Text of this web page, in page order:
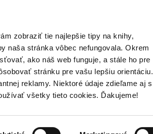
zobraziť tie najlepšie tipy na knihy,
naša stránka vôbec nefungovala. Okrem
ako náš web funguje, a stále ho pre
stránku pre vašu lepšiu orientáciu.
reklamy. Niektoré údaje zdieľame aj s
všetky tieto cookies. Ďakujeme!